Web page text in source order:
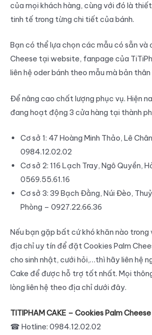
của mọi khách hàng, cùng với đó là
tinh tế trong từng chi tiết của bánh.
Bạn có thể lựa chọn các mẫu có sẵn và
Cheese tại website, fanpage của
liên hệ oder bánh theo mẫu mà bản
Để nâng cao chất lượng phục vụ. Hiện
đang hoạt động 3 cửa hàng tại thành
Cơ sở 1: 47 Hoàng Minh Thảo, Lê
0984.12.02.02
Cơ sở 2: 116 Lạch Tray, Ngô Quyền,
0569.55.61.16
Cơ sở 3: 39 Bạch Đằng, Núi Đèo,
Phòng – 0927.22.66.36
Nếu bạn gặp bất cứ khó khăn nào
địa chỉ uy tín để đặt Cookies Palm
cho sinh nhật, cưới hỏi,…thì hãy liên hệ
Cake để được hỗ trợ tốt nhất. Mọi
lòng liên hệ theo địa chỉ dưới đây.
TITIPHAM CAKE – Cookies Palm
☎ Hotline: 0984.12.02.02